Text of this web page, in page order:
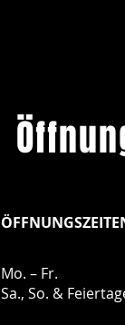
Mo. – Fr.
Sa., So. &